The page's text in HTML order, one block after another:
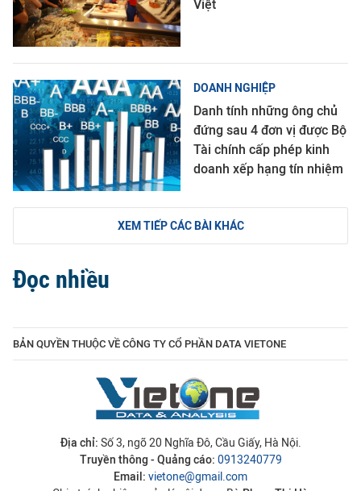
Việt
DOANH NGHIỆP
Danh tính những ông chủ
đứng sau 4 đơn vị được Bộ
Tài chính cấp phép kinh
doanh xếp hạng tín nhiệm
XEM TIẾP CÁC BÀI KHÁC
Đọc nhiều
BẢN QUYỀN THUỘC VỀ CÔNG TY CỔ PHẦN DATA VIETONE
Địa chỉ: Số 3, ngõ 20 Nghĩa Đô, Cầu Giấy, Hà Nội.
Truyền thông - Quảng cáo: 0913240779
Email: vietone@gmail.com